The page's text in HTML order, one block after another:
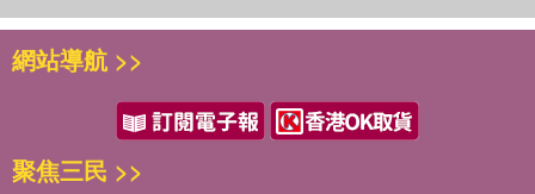
網站導航 >>
聚焦三民 >>